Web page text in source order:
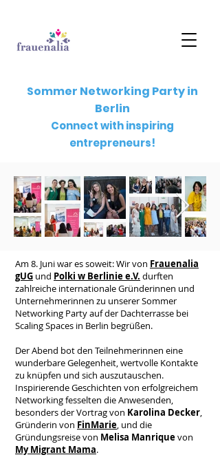
Sommer Networking Party in
Berlin
Connect with inspiring
entrepreneurs!
Am 8. Juni war es soweit: Wir von Frauenalia
gUG und Polki w Berlinie e.V. durften
zahlreiche internationale Gründerinnen und
Unternehmerinnen zu unserer Sommer
Networking Party auf der Dachterrasse bei
Scaling Spaces in Berlin begrüßen.
Der Abend bot den Teilnehmerinnen eine
wunderbare Gelegenheit, wertvolle Kontakte
zu knüpfen und sich auszutauschen.
Inspirierende Geschichten von erfolgreichem
Networking fesselten die Anwesenden,
besonders der Vortrag von Karolina Decker,
Gründerin von FinMarie, und die
Gründungsreise von Melisa Manriquevon
My Migrant Mama.